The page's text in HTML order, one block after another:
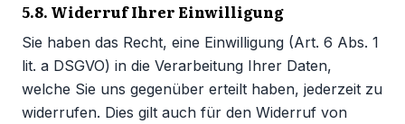
5.8. Widerruf Ihrer Einwilligung
Sie haben das Recht, eine Einwilligung (Art. 6 Abs. 1
lit. a DSGVO) in die Verarbeitung Ihrer Daten,
welche Sie uns gegenüber erteilt haben, jederzeit zu
widerrufen. Dies gilt auch für den Widerruf von